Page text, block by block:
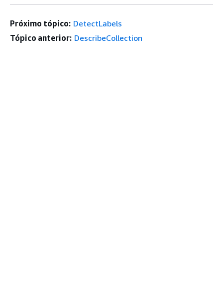
Próximo tópico: DetectLabels
Tópico anterior: DescribeCollection